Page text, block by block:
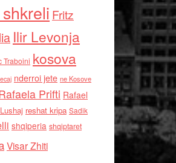
Fritz
Ilir Levonja
Traboini kosova
nderroi jete ne Kosove
Prifti Rafael
reshat kripa Sadik
shqiperia shqiptaret
Visar Zhiti